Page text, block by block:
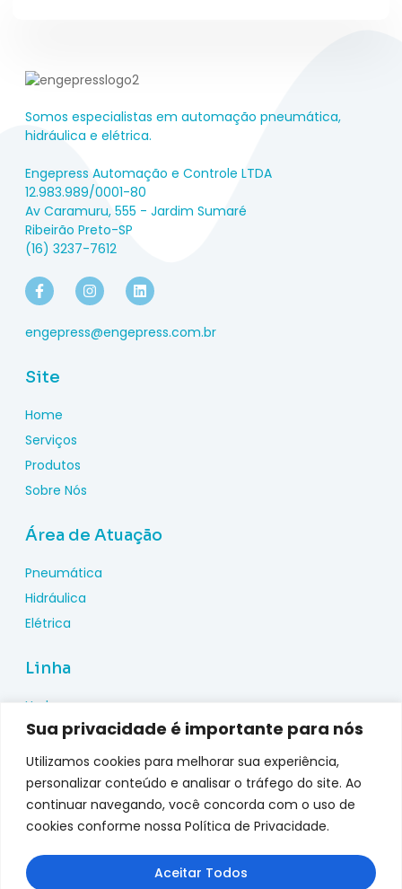
Sua privacidade é importante para nós
Utilizamos cookies para melhorar sua experiência,
personalizar conteúdo e analisar o tráfego do site. Ao
continuar navegando, você concorda com o uso de
cookies conforme nossa Política de Privacidade.
Aceitar Todos
Somos especialistas em automação pneumática,
hidráulica e elétrica.
Engepress Automação e Controle LTDA
12.983.989/0001-80
Av Caramuru, 555 - Jardim Sumaré
Ribeirão Preto-SP
(16) 3237-7612
engepress@engepress.com.br
Site
Home
Serviços
Produtos
Sobre Nós
Área de Atuação
Pneumática
Hidráulica
Elétrica
Linha
Hydac
Wika
Pepperl Fuchs
Metal Work
Metalplan
Top Fusion
Genebre
jefferson